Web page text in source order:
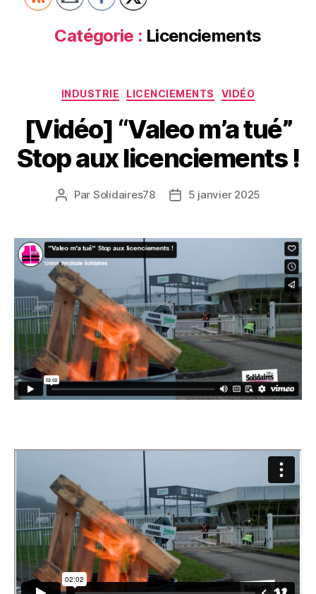
Catégorie : Licenciements
Catégories
INDUSTRIE LICENCIEMENTS VIDÉO
[Vidéo] “Valeo m’a tué”
Stop aux licenciements !
Auteur
Par Solidaires78
Date5 janvier 2025